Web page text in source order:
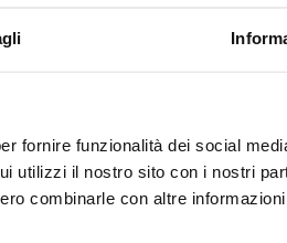
fornire funzionalità dei social
utilizzi il nostro sito con i nostri
combinarle con altre